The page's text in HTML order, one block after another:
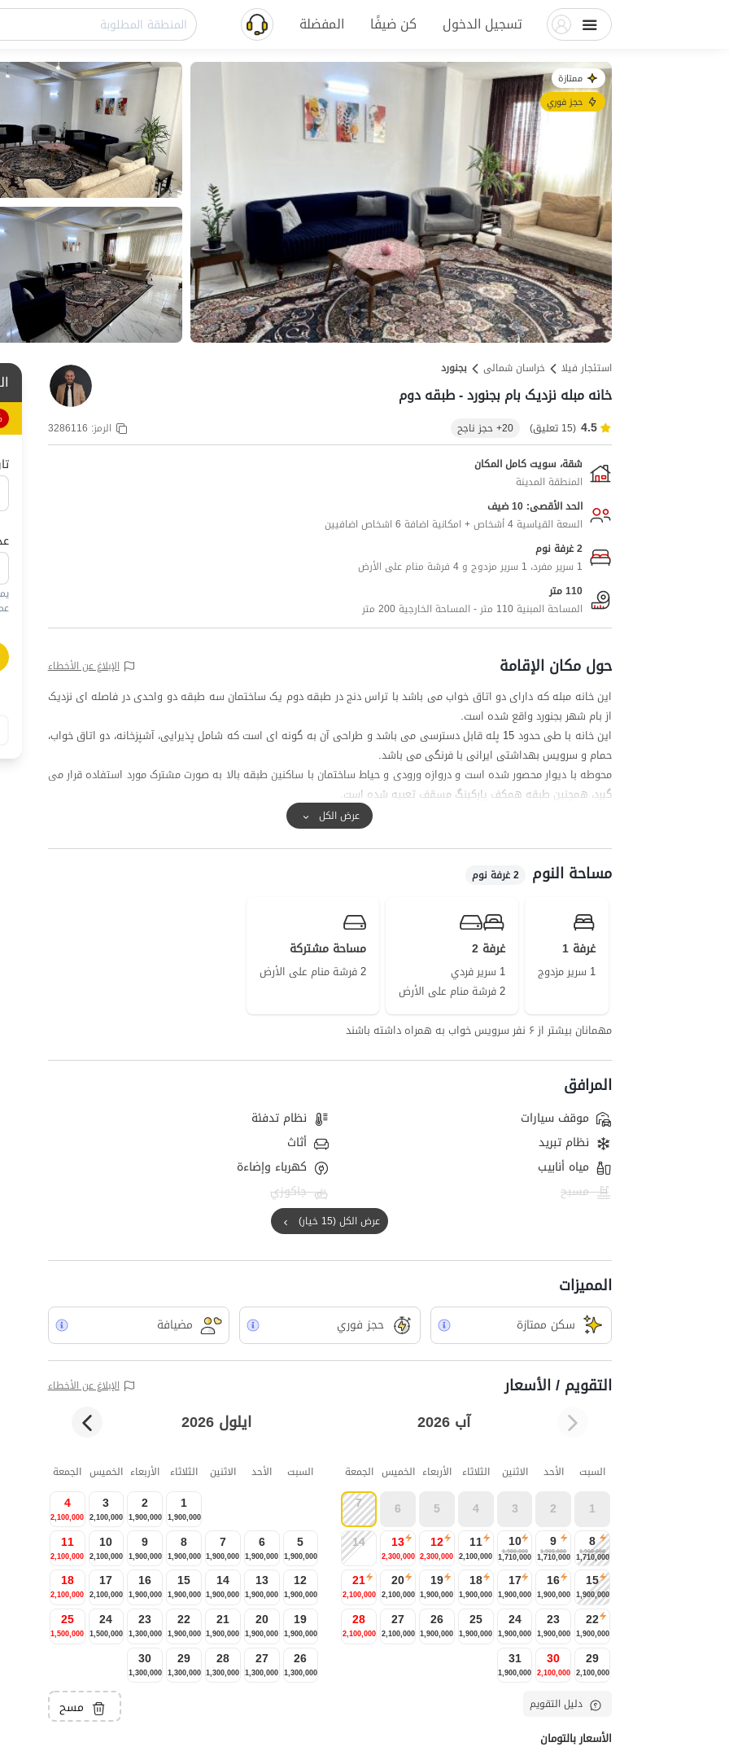
تسجيل الدخول كن ضيفًا المفضلة
ممتازة
حجز فوري
استئجار فيلا خراسان شمالی بجنورد
خانه مبله نزدیک بام بجنورد - طبقه دوم
4.5 (15 تعليق) 20+ حجز ناجح الرمز: 3286116
شقة، سويت كامل المكان
المنطقة المدينة
الحد الأقصى: 10 ضيف
السعة القياسية 4 أشخاص + امكانية اضافة 6 اشخاص اضافيين
2 غرفة نوم
1 سرير مفرد، 1 سرير مزدوج و 4 فرشة منام على الأرض
110 متر
المساحة المبنية 110 متر - المساحة الخارجية 200 متر
حول مكان الإقامة الإبلاغ عن الأخطاء
این خانه مبله که دارای دو اتاق خواب می باشد با تراس دنج در طبقه دوم یک ساختمان سه طبقه دو واحدی در فاصله ای نزدیک
از بام شهر بجنورد واقع شده است.
این خانه با طی حدود 15 پله قابل دسترسی می باشد و طراحی آن به گونه ای است که شامل پذیرایی، آشپزخانه، دو اتاق خواب،
حمام و سرویس بهداشتی ایرانی با فرنگی می باشد.
محوطه با دیوار محصور شده است و دروازه ورودی و حیاط ساختمان با ساکنین طبقه بالا به صورت مشترک مورد استفاده قرار می
گیرد، همچنین طبقه همکف پارکینگ مسقف تعبیه شده است.
مهمانان گرامی میتوانند برای تهیه مایحتاج روزانه با پیمودن حدود 3 کیلومتر به سوپرمارکت و نانوایی دسترسی داشته باشند.
پوشش تلفن همراه برای دو اپراتور ایرانسل و همراه اول در مکالمه خوب و دسترسی به اینترنت به صورت 4g می باشد.
عرض الكل
مساحة النوم 2 غرفة نوم
غرفة 1
1 سرير مزدوج
غرفة 2
1 سرير فردي
2 فرشة منام على الأرض
مساحة مشتركة
2 فرشة منام على الأرض
مهمانان بیشتر از ۶ نفر سرویس خواب به همراه داشته باشند
المرافق
موقف سيارات
نظام تدفئة
نظام تبريد
أثاث
مياه أنابيب
كهرباء وإضاءة
مسبح
جاكوزي
عرض الكل (15 خيار)
المميزات
سکن ممتازة حجز فوري مضيافة
التقويم / الأسعار الإبلاغ عن الأخطاء
آب 2026 ايلول 2026
السبت الأحد الاثنين الثلاثاء الأربعاء الخميس الجمعة
1
2
3
4
5
6
7
8
1,900,000
1,710,000
9
1,900,000
1,710,000
10
1,900,000
1,710,000
11
2,100,000
12
2,300,000
13
2,300,000
14
15
1,900,000
16
1,900,000
17
1,900,000
18
1,900,000
19
1,900,000
20
2,100,000
21
2,100,000
22
1,900,000
23
1,900,000
24
1,900,000
25
1,900,000
26
1,900,000
27
2,100,000
28
2,100,000
29
2,100,000
30
2,100,000
31
1,900,000
السبت الأحد الاثنين الثلاثاء الأربعاء الخميس الجمعة
1
1,900,000
2
1,900,000
3
2,100,000
4
2,100,000
5
1,900,000
6
1,900,000
7
1,900,000
8
1,900,000
9
1,900,000
10
2,100,000
11
2,100,000
12
1,900,000
13
1,900,000
14
1,900,000
15
1,900,000
16
1,900,000
17
2,100,000
18
2,100,000
19
1,900,000
20
1,900,000
21
1,900,000
22
1,900,000
23
1,300,000
24
1,500,000
25
1,500,000
26
1,300,000
27
1,300,000
28
1,300,000
29
1,300,000
30
1,300,000
دليل التقويم مسح
الأسعار بالتومان